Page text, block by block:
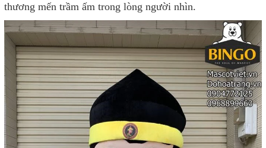
thương mến trầm ấm trong lòng người nhìn.